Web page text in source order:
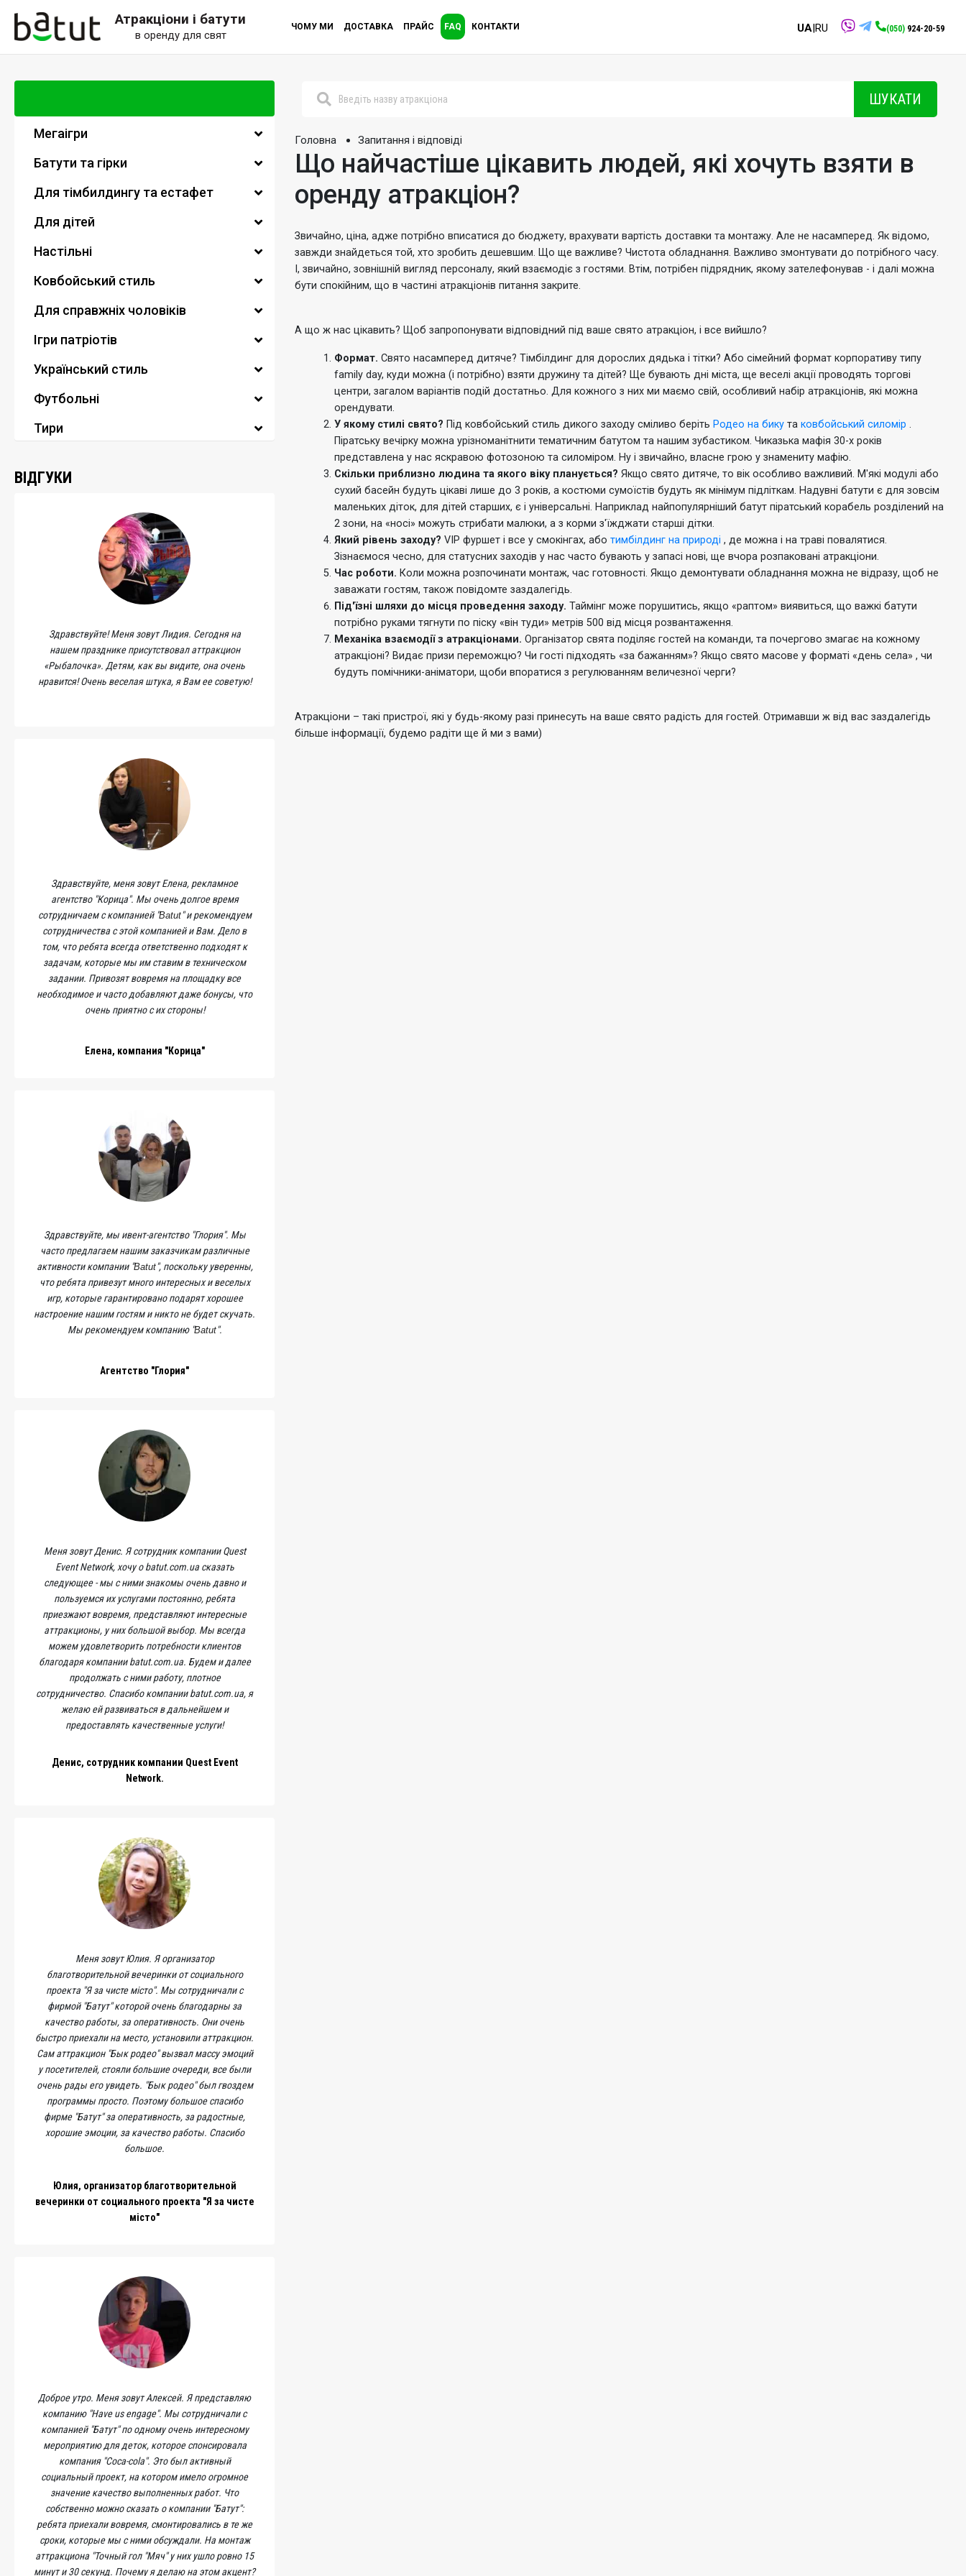
Атракціони і батути
в оренду для свят
ЧОМУ МИ ДОСТАВКА ПРАЙС FAQ КОНТАКТИ UA|RU (050) 924-20-59
Мегаігри
Батути та гірки
Для тімбилдингу та естафет
Для дітей
Настільні
Ковбойський стиль
Для справжніх чоловіків
Ігри патріотів
Український стиль
Футбольні
Тири
ВІДГУКИ
Здравствуйте! Меня зовут Лидия. Сегодня на
нашем празднике присутствовал аттракцион
«Рыбалочка». Детям, как вы видите, она очень
нравится! Очень веселая штука, я Вам ее советую!
Здравствуйте, меня зовут Елена, рекламное
агентство "Корица". Мы очень долгое время
сотрудничаем с компанией "Batut" и рекомендуем
сотрудничества с этой компанией и Вам. Дело в
том, что ребята всегда ответственно подходят к
задачам, которые мы им ставим в техническом
задании. Привозят вовремя на площадку все
необходимое и часто добавляют даже бонусы, что
очень приятно с их стороны!
Елена, компания "Корица"
Здравствуйте, мы ивент-агентство "Глория". Мы
часто предлагаем нашим заказчикам различные
активности компании "Batut", поскольку уверенны,
что ребята привезут много интересных и веселых
игр, которые гарантировано подарят хорошее
настроение нашим гостям и никто не будет скучать.
Мы рекомендуем компанию "Batut".
Агентство "Глория"
Меня зовут Денис. Я сотрудник компании Quest
Event Network, хочу о batut.com.ua сказать
следующее - мы с ними знакомы очень давно и
пользуемся их услугами постоянно, ребята
приезжают вовремя, представляют интересные
аттракционы, у них большой выбор. Мы всегда
можем удовлетворить потребности клиентов
благодаря компании batut.com.ua. Будем и далее
продолжать с ними работу, плотное
сотрудничество. Спасибо компании batut.com.ua, я
желаю ей развиваться в дальнейшем и
предоставлять качественные услуги!
Денис, сотрудник компании Quest Event
Network.
Меня зовут Юлия. Я организатор
благотворительной вечеринки от социального
проекта "Я за чисте місто". Мы сотрудничали с
фирмой "Батут" которой очень благодарны за
качество работы, за оперативность. Они очень
быстро приехали на место, установили аттракцион.
Сам аттракцион "Бык родео" вызвал массу эмоций
у посетителей, стояли большие очереди, все были
очень рады его увидеть. "Бык родео" был гвоздем
программы просто. Поэтому большое спасибо
фирме "Батут" за оперативность, за радостные,
хорошие эмоции, за качество работы. Спасибо
большое.
Юлия, организатор благотворительной
вечеринки от социального проекта "Я за чисте
місто"
Доброе утро. Меня зовут Алексей. Я представляю
компанию "Have us engage". Мы сотрудничали с
компанией "Батут" по одному очень интересному
мероприятию для деток, которое спонсировала
компания "Coca-cola". Это был активный
социальный проект, на котором имело огромное
значение качество выполненных работ. Что
собственно можно сказать о компании "Батут":
ребята приехали вовремя, смонтировались в те же
сроки, которые мы с ними обсуждали. На монтаж
аттракциона "Точный гол "Мяч" у них ушло ровно 15
минут и 30 секунд. Почему я делаю на этом акцент?
ШУКАТИ
Головна Запитання і відповіді
Що найчастіше цікавить людей, які хочуть взяти в
оренду атракціон?
Звичайно, ціна, адже потрібно вписатися до бюджету, врахувати вартість доставки та монтажу. Але не насамперед. Як відомо,
завжди знайдеться той, хто зробить дешевшим. Що ще важливе? Чистота обладнання. Важливо змонтувати до потрібного часу.
І, звичайно, зовнішній вигляд персоналу, який взаємодіє з гостями. Втім, потрібен підрядник, якому зателефонував - і далі можна
бути спокійним, що в частині атракціонів питання закрите.
А що ж нас цікавить? Щоб запропонувати відповідний під ваше свято атракціон, і все вийшло?
Формат. Свято насамперед дитяче? Тімбілдинг для дорослих дядька і тітки? Або сімейний формат корпоративу типу
family day, куди можна (і потрібно) взяти дружину та дітей? Ще бувають дні міста, ще веселі акції проводять торгові
центри, загалом варіантів подій достатньо. Для кожного з них ми маємо свій, особливий набір атракціонів, які можна
орендувати.
У якому стилі свято? Під ковбойський стиль дикого заходу сміливо беріть Родео на бику та ковбойський силомір .
Піратську вечірку можна урізноманітнити тематичним батутом та нашим зубастиком. Чиказька мафія 30-х років
представлена ​​у нас яскравою фотозоною та силоміром. Ну і звичайно, власне грою у знамениту мафію.
Скільки приблизно людина та якого віку планується? Якщо свято дитяче, то вік особливо важливий. М'які модулі або
сухий басейн будуть цікаві лише до 3 років, а костюми сумоїстів будуть як мінімум підліткам. Надувні батути є для зовсім
маленьких діток, для дітей старших, є і універсальні. Наприклад найпопулярніший батут піратський корабель розділений на
2 зони, на «носі» можуть стрибати малюки, а з корми з'їжджати старші дітки.
Який рівень заходу? VIP фуршет і все у смокінгах, або тимбілдинг на природі , де можна і на траві повалятися.
Зізнаємося чесно, для статусних заходів у нас часто бувають у запасі нові, ще вчора розпаковані атракціони.
Час роботи. Коли можна розпочинати монтаж, час готовності. Якщо демонтувати обладнання можна не відразу, щоб не
заважати гостям, також повідомте заздалегідь.
Під'їзні шляхи до місця проведення заходу. Таймінг може порушитись, якщо «раптом» виявиться, що важкі батути
потрібно руками тягнути по піску «він туди» метрів 500 від місця розвантаження.
Механіка взаємодії з атракціонами. Організатор свята поділяє гостей на команди, та почергово змагає на кожному
атракціоні? Видає призи переможцю? Чи гості підходять «за бажанням»? Якщо свято масове у форматі «день села» , чи
будуть помічники-аніматори, щоби впоратися з регулюванням величезної черги?
Атракціони – такі пристрої, які у будь-якому разі принесуть на ваше свято радість для гостей. Отримавши ж від вас заздалегідь
більше інформації, будемо радіти ще й ми з вами)